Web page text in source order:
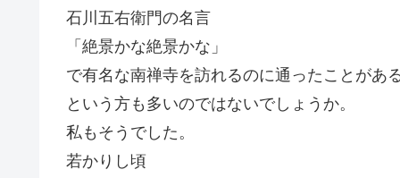
石川五右衛門の名言
「絶景かな絶景かな」
で有名な南禅寺を訪れるのに通ったことがあ
という方も多いのではないでしょうか。
私もそうでした。
若かりし頃